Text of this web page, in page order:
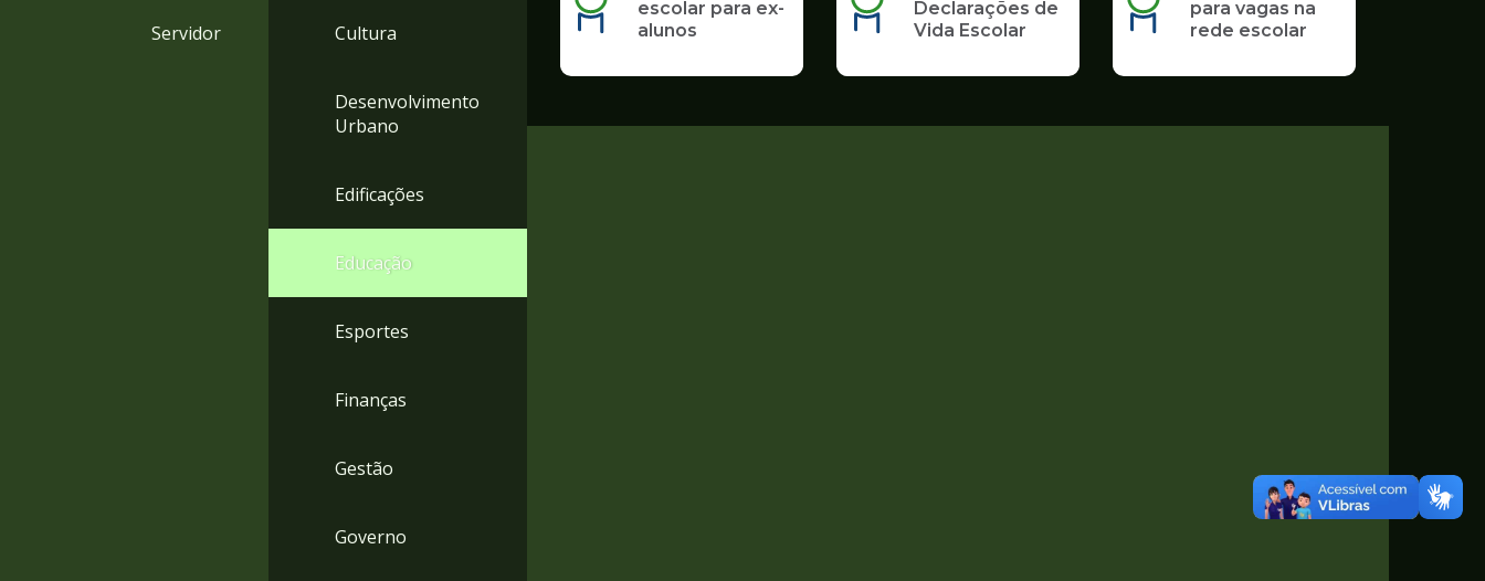
Servidor Cultura
Desenvolvimento
Urbano
Edificações
Educação
Esportes
Finanças
Gestão
Governo
escolar para ex-
alunos
Declarações de
Vida Escolar
para vagas na
rede escolar